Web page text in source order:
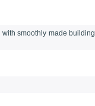
smoothly made